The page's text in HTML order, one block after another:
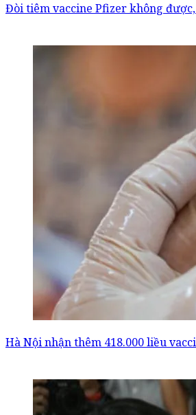
Đòi tiêm vaccine Pfizer không
Hà Nội nhận thêm 418.000 liều